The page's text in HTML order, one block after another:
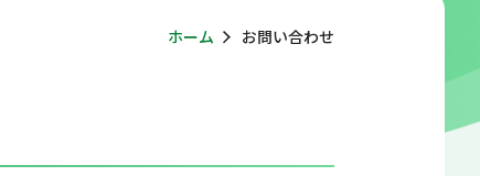
ホーム お問い合わせ